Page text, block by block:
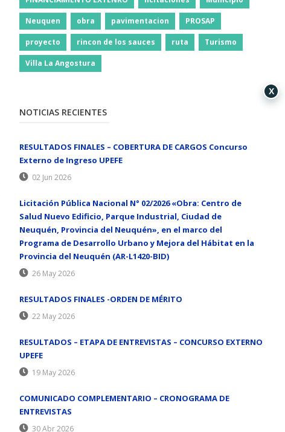
Neuquen obra pavimentacion PROSAP
proyecto rincon de los sauces ruta Turismo
Villa La Angostura
NOTICIAS RECIENTES
RESULTADOS FINALES – COBERTURA DE CARGOS Concurso
Externo de Ingreso UPEFE
02 Jun 2026
Licitación Pública Nacional N° 02/2026 «Obra: Centro de
Salud Nuevo Edificio, Parque Industrial, Ciudad de
Neuquén, Provincia del Neuquén», en el marco del
Programa de Desarrollo Urbano y Mejora del Hábitat en la
Provincia del Neuquén (AR-L1420-BID)
26 May 2026
RESULTADOS FINALES -ORDEN DE MÉRITO
22 May 2026
RESULTADOS – ETAPA DE ENTREVISTAS – CONCURSO EXTERNO
UPEFE
19 May 2026
COMUNICADO COMPLEMENTARIO – CRONOGRAMA DE
ENTREVISTAS
30 Abr 2026
X